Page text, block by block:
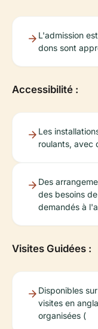
L'admission
dons sont
Accessibilité :
Les
roulants, avec
Des
des besoins
demandés à
Visites Guidées :
Disponibles
visites en
organisées (